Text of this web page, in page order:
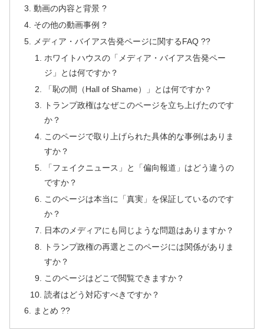
動画の内容と背景 ?
その他の動画事例 ?
メディア・バイアス告発ページに関するFAQ ??
ホワイトハウスの「メディア・バイアス告発ペー
ジ」とは何ですか？
「恥の間（Hall of Shame）」とは何ですか？
トランプ政権はなぜこのページを立ち上げたのです
か？
このページで取り上げられた具体的な事例はありま
すか？
「フェイクニュース」と「偏向報道」はどう違うの
ですか？
このページは本当に「真実」を保証しているのです
か？
日本のメディアにも同じような問題はありますか？
トランプ政権の再選とこのページには関係がありま
すか？
このページはどこで閲覧できますか？
読者はどう対応すべきですか？
まとめ ??